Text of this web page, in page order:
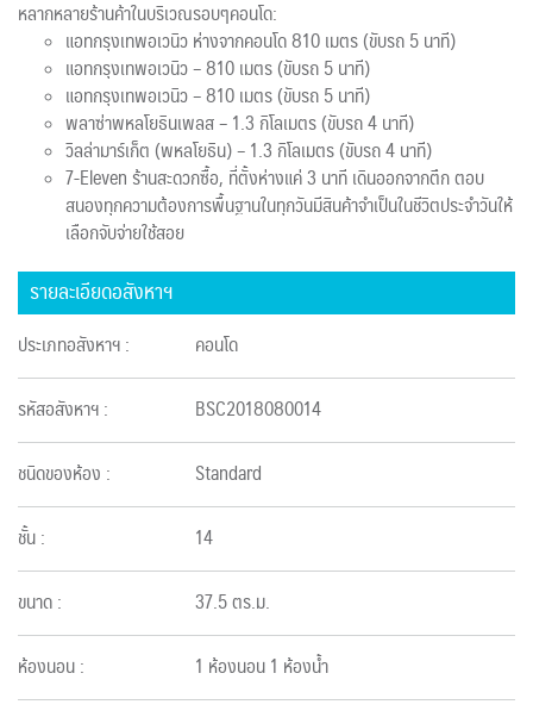
หลากหลายร้านค้าในบริเวณรอบๆคอนโด:
แอทกรุงเทพอเวนิว ห่างจากคอนโด 810 เมตร (ขับรถ 5 นาที)
แอทกรุงเทพอเวนิว – 810 เมตร (ขับรถ 5 นาที)
แอทกรุงเทพอเวนิว – 810 เมตร (ขับรถ 5 นาที)
พลาซ่าพหลโยธินเพลส – 1.3 กิโลเมตร (ขับรถ 4 นาที)
วิลล่ามาร์เก็ต (พหลโยธิน) – 1.3 กิโลเมตร (ขับรถ 4 นาที)
7-Eleven ร้านสะดวกซื้อ, ที่ตั้งห่างแค่ 3 นาที เดินออกจากตึก ตอบ
สนองทุกความต้องการพื้นฐานในทุกวันมีสินค้าจำเป็นในชีวิตประจำวันให้
เลือกจับจ่ายใช้สอย
รายละเอียดอสังหาฯ
ประเภทอสังหาฯ : คอนโด
รหัสอสังหาฯ : BSC2018080014
ชนิดของห้อง : Standard
ชั้น : 14
ขนาด : 37.5 ตร.ม.
ห้องนอน : 1 ห้องนอน 1 ห้องน้ำ